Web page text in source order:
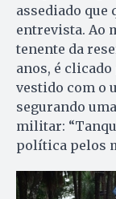
assediado que
entrevista. Ao
tenente da
anos, é
vestido com o
segurando
militar:
política pelos